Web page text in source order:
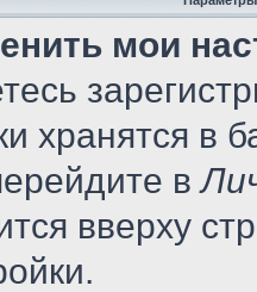
мои
хранятся в
в
вверху